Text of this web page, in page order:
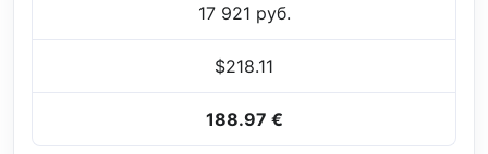
17 921 руб.
$218.11
188.97 €